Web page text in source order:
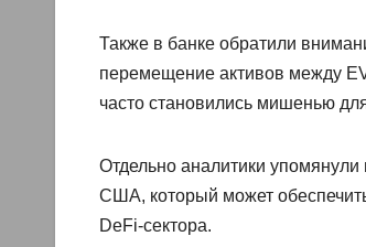
Также в банке обратили
перемещение активов между
часто становились мишенью
Отдельно аналитики
США, который может
DeFi-сектора.